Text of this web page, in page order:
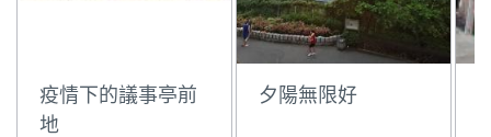
疫情下的議事亭前
地
夕陽無限好